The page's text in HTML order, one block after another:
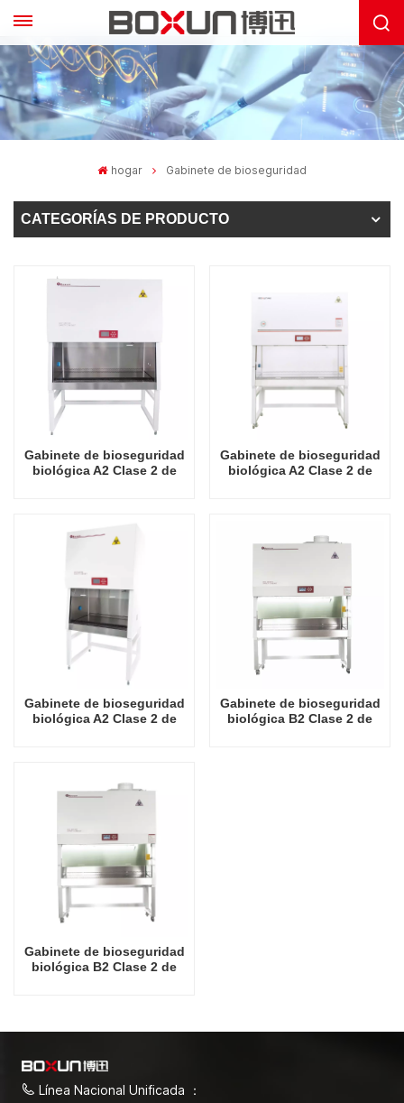
hogar Gabinete de bioseguridad
CATEGORÍAS DE PRODUCTO
Gabinete de bioseguridad
biológica A2 Clase 2 de
Gabinete de bioseguridad
biológica A2 Clase 2 de
Gabinete de bioseguridad
biológica A2 Clase 2 de
Gabinete de bioseguridad
biológica B2 Clase 2 de
Gabinete de bioseguridad
biológica B2 Clase 2 de
Línea Nacional Unificada ：